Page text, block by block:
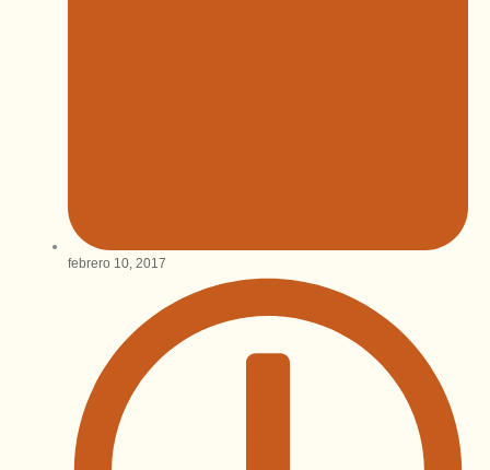
febrero 10, 2017